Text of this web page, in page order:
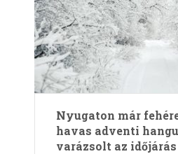
Nyugaton már
havas adventi
varázsolt az időjárás